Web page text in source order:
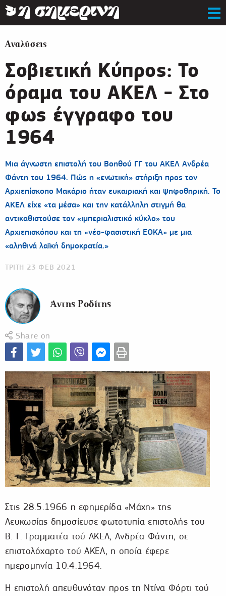
Αναλύσεις
Σοβιετική Κύπρος: Το
όραμα του ΑΚΕΛ - Στο
φως έγγραφο του
1964
Μια άγνωστη επιστολή του Βοηθού ΓΓ του ΑΚΕΛ Ανδρέα
Φάντη του 1964. Πώς η «ενωτική» στήριξη προς τον
Αρχιεπίσκοπο Μακάριο ήταν ευκαιριακή και ψηφοθηρική. Το
ΑΚΕΛ είχε «τα μέσα» και την κατάλληλη στιγμή θα
αντικαθιστούσε τον «ιμπεριαλιστικό κύκλο» του
Αρχιεπισκόπου και τη «νέο-φασιστική ΕΟΚΑ» με μια
«αληθινά λαϊκή δημοκρατία.»
ΤΡΙΤΗ 23 ΦΕΒ 2021
Άντης Ροδίτης
Share on
Στις 28.5.1966 η εφημερίδα «Μάχη» της
Λευκωσίας δημοσίευσε φωτοτυπία επιστολής του
Β. Γ. Γραμματέα τού ΑΚΕΛ, Ανδρέα Φάντη, σε
επιστολόχαρτο τού ΑΚΕΛ, η οποία έφερε
ημερομηνία 10.4.1964.
Η επιστολή απευθυνόταν προς τη Ντίνα Φόρτι τού